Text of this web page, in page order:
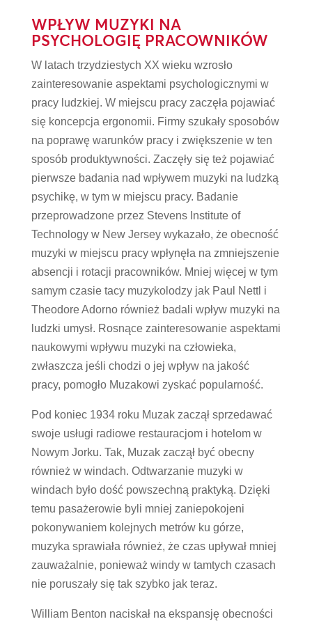
WPŁYW MUZYKI NA
PSYCHOLOGIĘ PRACOWNIKÓW
W latach trzydziestych XX wieku wzrosło
zainteresowanie aspektami psychologicznymi w
pracy ludzkiej. W miejscu pracy zaczęła pojawiać
się koncepcja ergonomii. Firmy szukały sposobów
na poprawę warunków pracy i zwiększenie w ten
sposób produktywności. Zaczęły się też pojawiać
pierwsze badania nad wpływem muzyki na ludzką
psychikę, w tym w miejscu pracy. Badanie
przeprowadzone przez Stevens Institute of
Technology w New Jersey wykazało, że obecność
muzyki w miejscu pracy wpłynęła na zmniejszenie
absencji i rotacji pracowników. Mniej więcej w tym
samym czasie tacy muzykolodzy jak Paul Nettl i
Theodore Adorno również badali wpływ muzyki na
ludzki umysł. Rosnące zainteresowanie aspektami
naukowymi wpływu muzyki na człowieka,
zwłaszcza jeśli chodzi o jej wpływ na jakość
pracy, pomogło Muzakowi zyskać popularność.
Pod koniec 1934 roku Muzak zaczął sprzedawać
swoje usługi radiowe restauracjom i hotelom w
Nowym Jorku. Tak, Muzak zaczął być obecny
również w windach. Odtwarzanie muzyki w
windach było dość powszechną praktyką. Dzięki
temu pasażerowie byli mniej zaniepokojeni
pokonywaniem kolejnych metrów ku górze,
muzyka sprawiała również, że czas upływał mniej
zauważalnie, ponieważ windy w tamtych czasach
nie poruszały się tak szybko jak teraz.
William Benton naciskał na ekspansję obecności